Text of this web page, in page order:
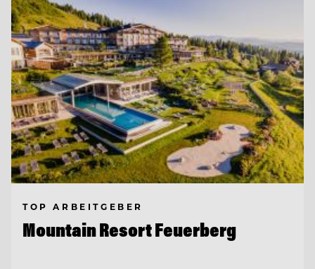
TOP ARBEITGEBER
Mountain Resort Feuerberg